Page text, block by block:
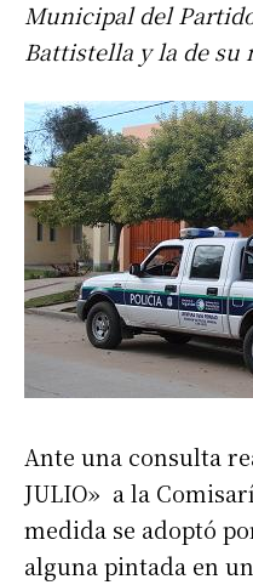
Municipal del
Battistella y la de su
Ante una consulta
JULIO» a la
medida se adoptó
alguna pintada en